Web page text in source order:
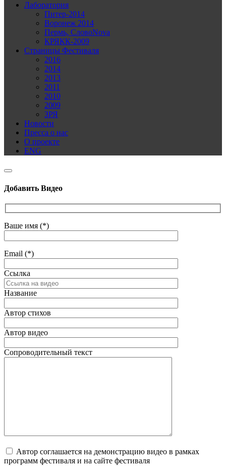
Лаборатория
Питер-2014
Воронеж 2014
Пермь, СловоNova
КРЯКК-2009
Страницы Фестиваля
2016
2014
2013
2011
2010
2009
ЗРЯ
Новости
Пресса о нас
О проекте
ENG
Добавить Видео
Ваше имя (*)
Email (*)
Ссылка
Название
Автор стихов
Автор видео
Сопроводительный текст
Автор соглашается на демонстрацию видео в рамках
программ фестиваля и на сайте фестиваля